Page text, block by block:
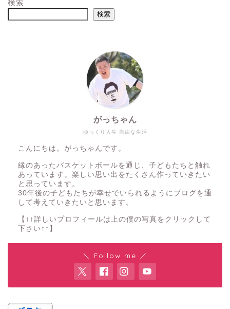
検索
検索
ゆっくり人生 自由な生活
がっちゃん
こんにちは。がっちゃんです。
縁のあったバスケットボールを通じ、子どもたちと触れ
あっています。楽しい思い出をたくさん作っていきたい
と思っています。
30年後の子どもたちが幸せでいられるようにブログを通
して考えていきたいと思います。
【↑↑詳しいプロフィールは上の僕の写真をクリックして
下さい↑↑】
＼ Follow me ／